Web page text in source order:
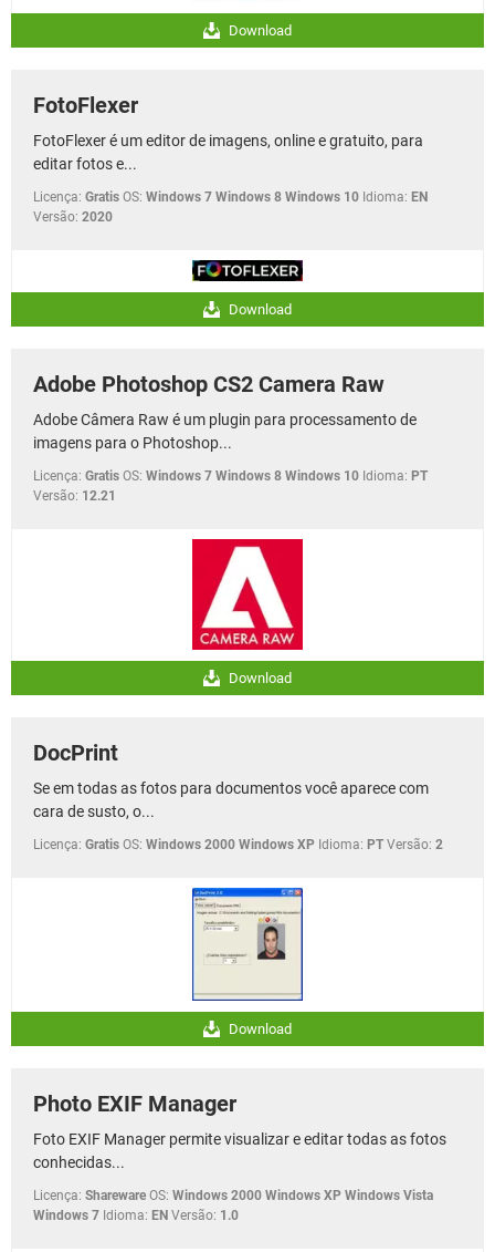
Download
FotoFlexer
FotoFlexer é um editor de imagens, online e gratuito, para
editar fotos e...
Licença: Gratis OS: Windows 7 Windows 8 Windows 10 Idioma: EN
Versão: 2020
Download
Adobe Photoshop CS2 Camera Raw
Adobe Câmera Raw é um plugin para processamento de
imagens para o Photoshop...
Licença: Gratis OS: Windows 7 Windows 8 Windows 10 Idioma: PT
Versão: 12.21
Download
DocPrint
Se em todas as fotos para documentos você aparece com
cara de susto, o...
Licença: Gratis OS: Windows 2000 Windows XP Idioma: PT Versão: 2
Download
Photo EXIF Manager
Foto EXIF Manager permite visualizar e editar todas as fotos
conhecidas...
Licença: Shareware OS: Windows 2000 Windows XP Windows Vista
Windows 7 Idioma: EN Versão: 1.0